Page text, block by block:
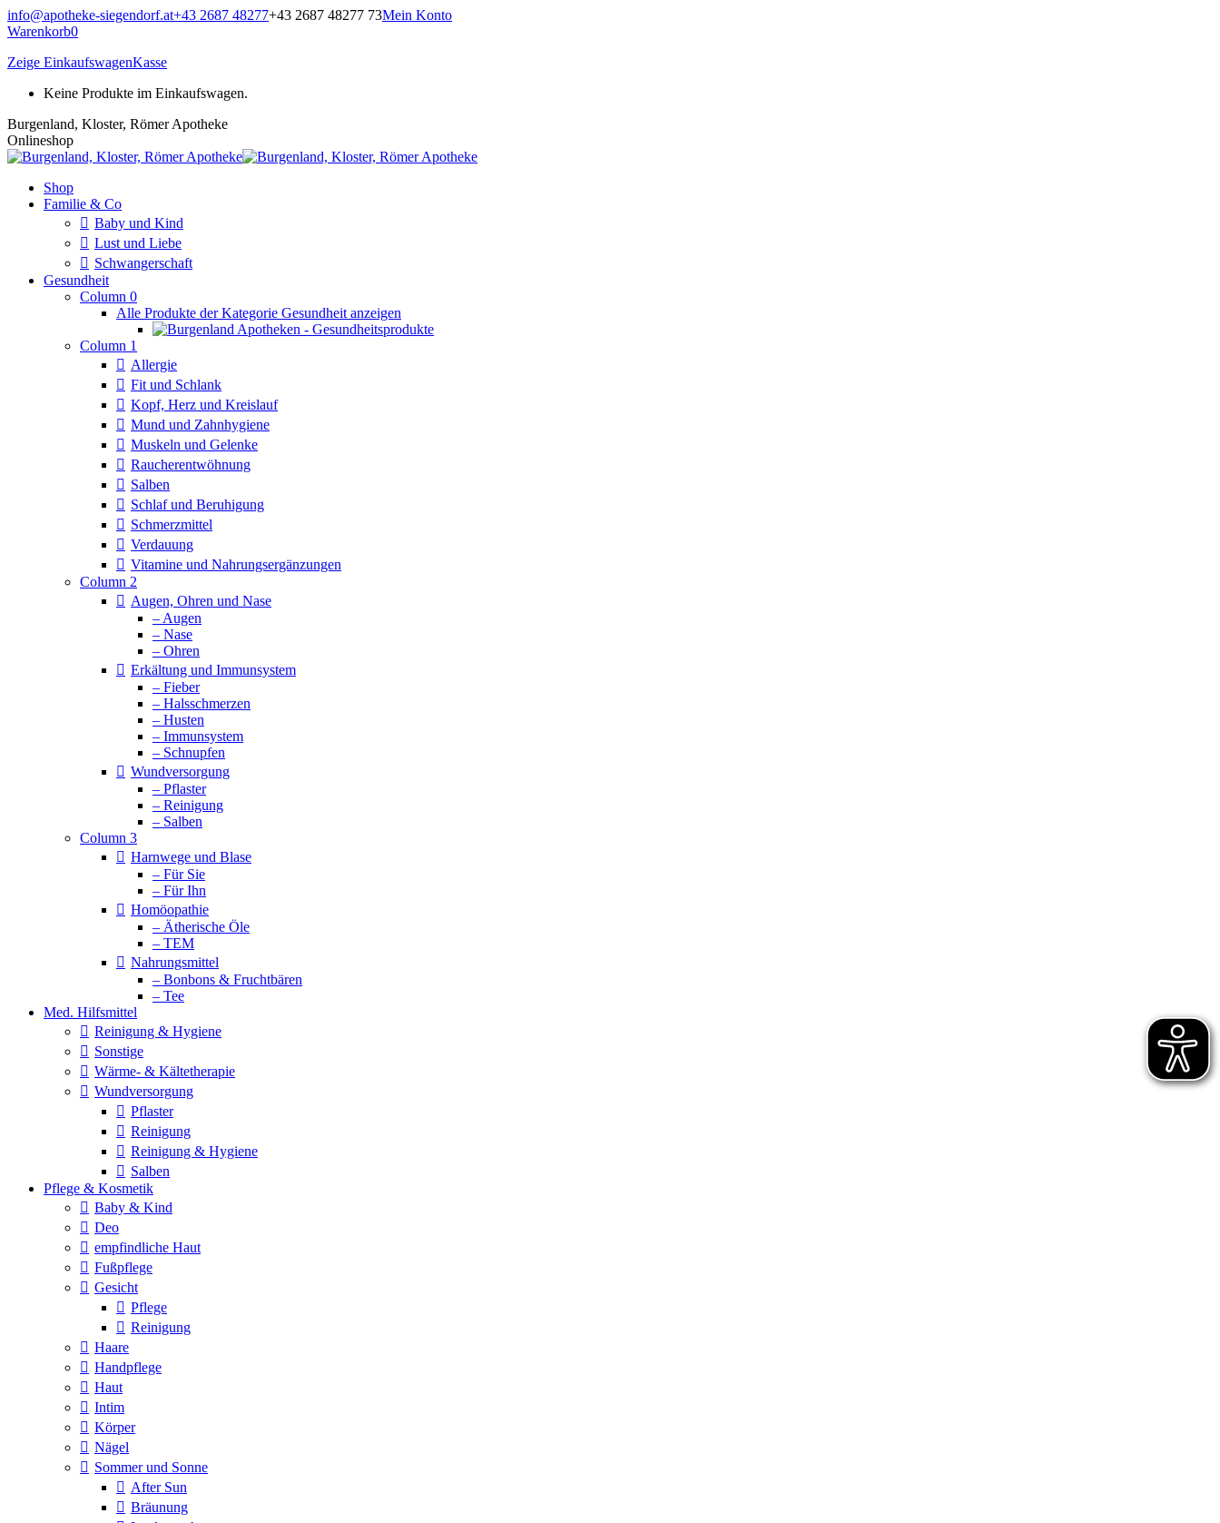
Zum
Inhalt
info@apotheke-siegendorf.at+43 2687 48277+43 2687 48277 73Mein Konto
Warenkorb0
Zeige EinkaufswagenKasse
Keine Produkte im Einkaufswagen.
Burgenland, Kloster, Römer Apotheke
Onlineshop
Shop
Familie & Co
Baby und Kind
Lust und Liebe
Schwangerschaft
Gesundheit
Column 0
Alle Produkte der Kategorie Gesundheit anzeigen
Column 1
Allergie
Fit und Schlank
Kopf, Herz und Kreislauf
Mund und Zahnhygiene
Muskeln und Gelenke
Raucherentwöhnung
Salben
Schlaf und Beruhigung
Schmerzmittel
Verdauung
Vitamine und Nahrungsergänzungen
Column 2
Augen, Ohren und Nase
– Augen
– Nase
– Ohren
Erkältung und Immunsystem
– Fieber
– Halsschmerzen
– Husten
– Immunsystem
– Schnupfen
Wundversorgung
– Pflaster
– Reinigung
– Salben
Column 3
Harnwege und Blase
– Für Sie
– Für Ihn
Homöopathie
– Ätherische Öle
– TEM
Nahrungsmittel
– Bonbons & Fruchtbären
– Tee
Med. Hilfsmittel
Reinigung & Hygiene
Sonstige
Wärme- & Kältetherapie
Wundversorgung
Pflaster
Reinigung
Reinigung & Hygiene
Salben
Pflege & Kosmetik
Baby & Kind
Deo
empfindliche Haut
Fußpflege
Gesicht
Pflege
Reinigung
Haare
Handpflege
Haut
Intim
Körper
Nägel
Sommer und Sonne
After Sun
Bräunung